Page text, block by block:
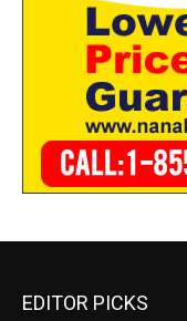
EDITOR PICKS